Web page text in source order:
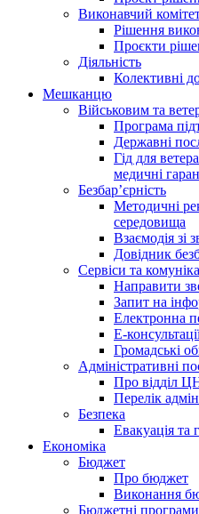
Виконавчий
Рішення
Проєкти
Діяльність
Колективні
Мешканцю
Військовим та
Програма
Державні
Гід для
медичні
Безбар’єрність
Методичні
середовища
Взаємодія зі
Довідник
Сервіси та
Направити
Запит на
Електронна
Е-
Громадські
Адміністративні
Про відділ
Перелік
Безпека
Евакуація та
Економіка
Бюджет
Про бюджет
Виконання
Бюджетні програми